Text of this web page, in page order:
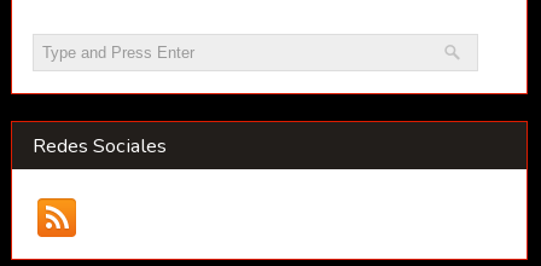
Redes Sociales